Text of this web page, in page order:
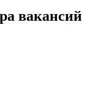
вакансий